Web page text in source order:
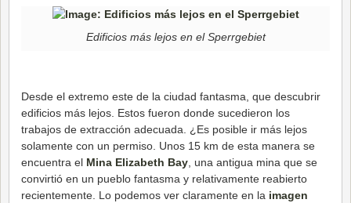
Edificios más lejos en el Sperrgebiet
Desde el extremo este de la ciudad fantasma, que descubrir
edificios más lejos. Estos fueron donde sucedieron los
trabajos de extracción adecuada. ¿Es posible ir más lejos
solamente con un permiso. Unos 15 km de esta manera se
encuentra el Mina Elizabeth Bay , una antigua mina que se
convirtió en un pueblo fantasma y relativamente reabierto
recientemente. Lo podemos ver claramente en la imagen